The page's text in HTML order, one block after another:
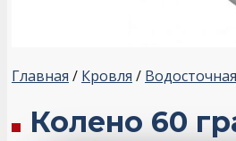
Главная / Кровля /
Колено 60